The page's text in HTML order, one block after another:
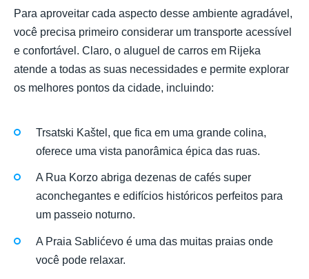
Para aproveitar cada aspecto desse ambiente agradável,
você precisa primeiro considerar um transporte acessível
e confortável. Claro, o aluguel de carros em Rijeka
atende a todas as suas necessidades e permite explorar
os melhores pontos da cidade, incluindo:
Trsatski Kaštel, que fica em uma grande colina,
oferece uma vista panorâmica épica das ruas.
A Rua Korzo abriga dezenas de cafés super
aconchegantes e edifícios históricos perfeitos para
um passeio noturno.
A Praia Sablićevo é uma das muitas praias onde
você pode relaxar.